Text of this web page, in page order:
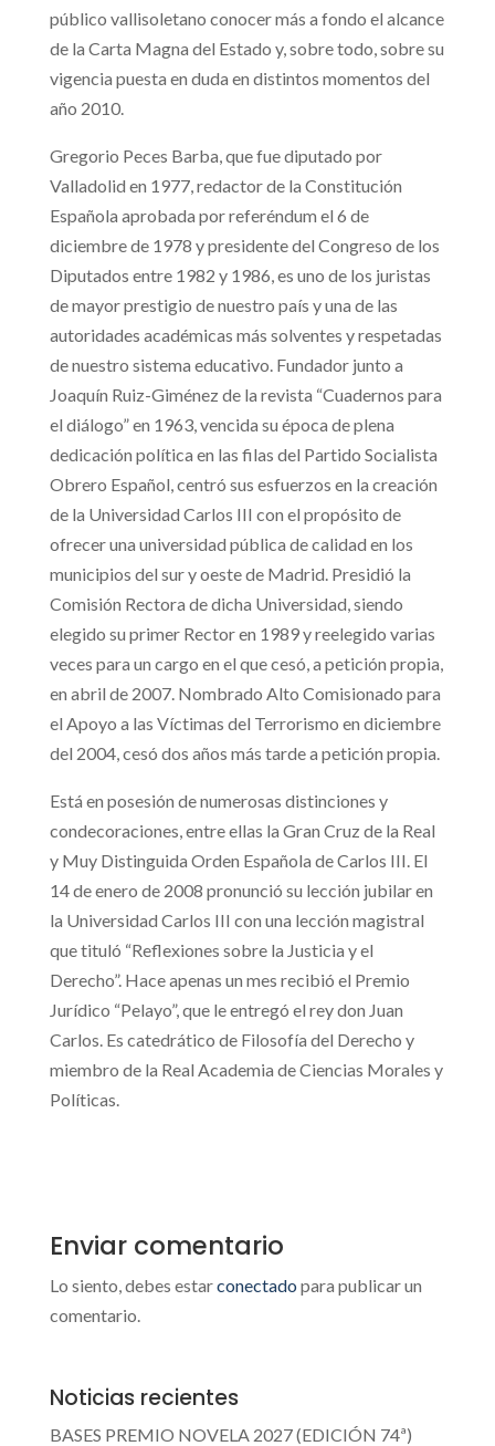
público vallisoletano conocer más a fondo el alcance
de la Carta Magna del Estado y, sobre todo, sobre su
vigencia puesta en duda en distintos momentos del
año 2010.
Gregorio Peces Barba, que fue diputado por
Valladolid en 1977, redactor de la Constitución
Española aprobada por referéndum el 6 de
diciembre de 1978 y presidente del Congreso de los
Diputados entre 1982 y 1986, es uno de los juristas
de mayor prestigio de nuestro país y una de las
autoridades académicas más solventes y respetadas
de nuestro sistema educativo. Fundador junto a
Joaquín Ruiz-Giménez de la revista “Cuadernos para
el diálogo” en 1963, vencida su época de plena
dedicación política en las filas del Partido Socialista
Obrero Español, centró sus esfuerzos en la creación
de la Universidad Carlos III con el propósito de
ofrecer una universidad pública de calidad en los
municipios del sur y oeste de Madrid. Presidió la
Comisión Rectora de dicha Universidad, siendo
elegido su primer Rector en 1989 y reelegido varias
veces para un cargo en el que cesó, a petición propia,
en abril de 2007. Nombrado Alto Comisionado para
el Apoyo a las Víctimas del Terrorismo en diciembre
del 2004, cesó dos años más tarde a petición propia.
Está en posesión de numerosas distinciones y
condecoraciones, entre ellas la Gran Cruz de la Real
y Muy Distinguida Orden Española de Carlos III. El
14 de enero de 2008 pronunció su lección jubilar en
la Universidad Carlos III con una lección magistral
que tituló “Reflexiones sobre la Justicia y el
Derecho”. Hace apenas un mes recibió el Premio
Jurídico “Pelayo”, que le entregó el rey don Juan
Carlos. Es catedrático de Filosofía del Derecho y
miembro de la Real Academia de Ciencias Morales y
Políticas.
Enviar comentario
Lo siento, debes estarconectado para publicar un
comentario.
Noticias recientes
BASES PREMIO NOVELA 2027 (EDICIÓN 74ª)